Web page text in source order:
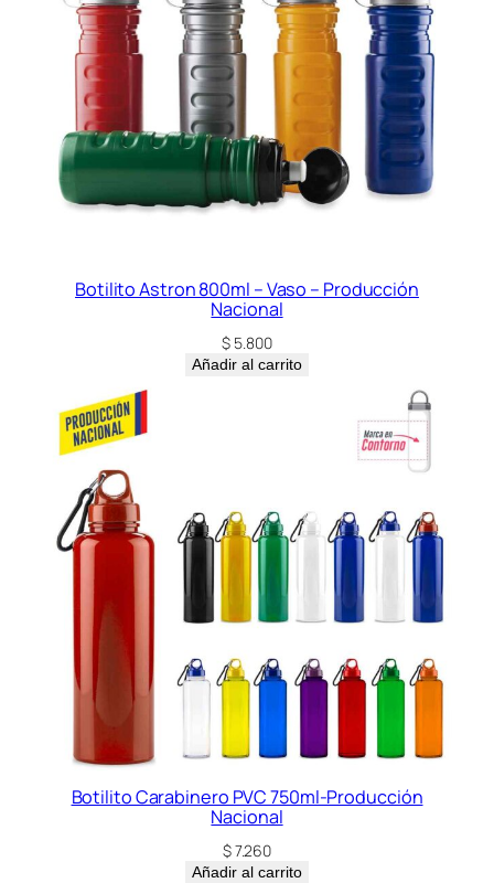
Botilito Astron 800ml – Vaso – Producción
Nacional
$ 5.800
Añadir al carrito
Botilito Carabinero PVC 750ml-Producción
Nacional
$7.260
Añadir al carrito